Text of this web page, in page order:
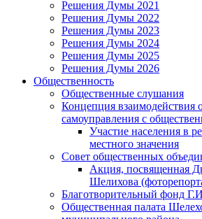
Решения Думы 2021
Решения Думы 2022
Решения Думы 2023
Решения Думы 2024
Решения Думы 2025
Решения Думы 2026
Общественность
Общественные слушания
Концепция взаимодействия
самоуправления с
Участие населения в
местного значения
Совет общественных
Акция, посвященная
Шелихова
Благотворительный фонд
Общественная палата